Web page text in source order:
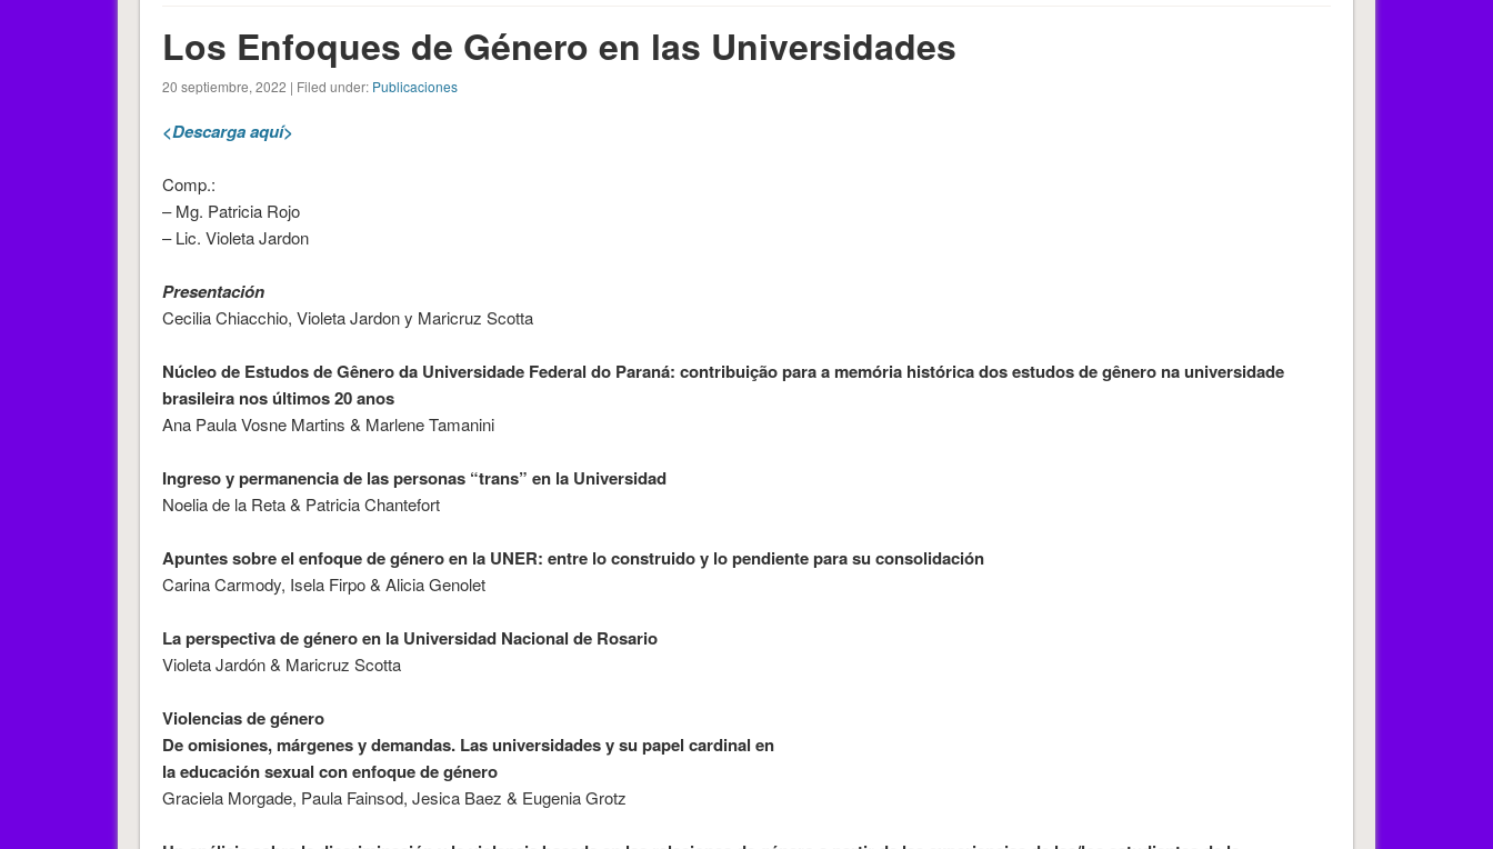
Los Enfoques de Género en las Universidades
20 septiembre, 2022 | Filed under: Publicaciones
<Descarga aquí>
Comp.:
– Mg. Patricia Rojo
– Lic. Violeta Jardon
Presentación
Cecilia Chiacchio, Violeta Jardon y Maricruz Scotta
Núcleo de Estudos de Gênero da Universidade Federal do Paraná: contribuição para a memória histórica dos estudos de gênero na universidade
brasileira nos últimos 20 anos
Ana Paula Vosne Martins & Marlene Tamanini
Ingreso y permanencia de las personas “trans” en la Universidad
Noelia de la Reta & Patricia Chantefort
Apuntes sobre el enfoque de género en la UNER: entre lo construido y lo pendiente para su consolidación
Carina Carmody, Isela Firpo & Alicia Genolet
La perspectiva de género en la Universidad Nacional de Rosario
Violeta Jardón & Maricruz Scotta
Violencias de género
De omisiones, márgenes y demandas. Las universidades y su papel cardinal en
la educación sexual con enfoque de género
Graciela Morgade, Paula Fainsod, Jesica Baez & Eugenia Grotz